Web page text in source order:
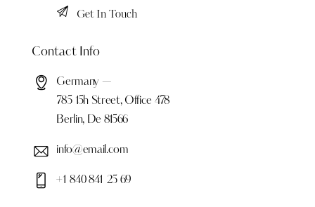
Contact Info
Germany —
785 15h Street, Office 478
Berlin, De 81566
info@email.com
+1 840 841 25 69